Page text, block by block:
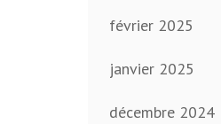
février 2025
janvier 2025
décembre 2024